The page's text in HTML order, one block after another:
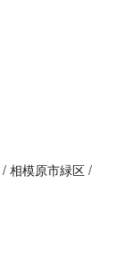
相模原市緑区